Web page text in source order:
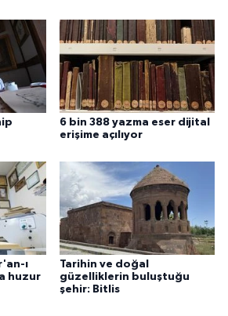
6 bin 388 yazma eser dijital
erişime açılıyor
ı
huzur
Tarihin ve doğal
güzelliklerin buluştuğu
şehir: Bitlis